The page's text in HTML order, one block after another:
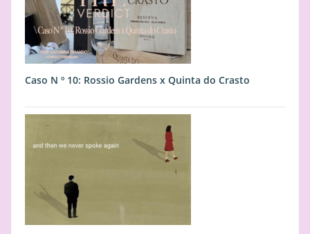
Caso N º 10: Rossio Gardens x Quinta do Crasto